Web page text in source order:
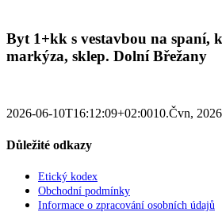
Byt 1+kk s vestavbou na spaní,
markýza, sklep. Dolní Břežany
2026-06-10T16:12:09+02:0010.Čvn, 2026
Důležité odkazy
Etický kodex
Obchodní podmínky
Informace o zpracování osobních údajů